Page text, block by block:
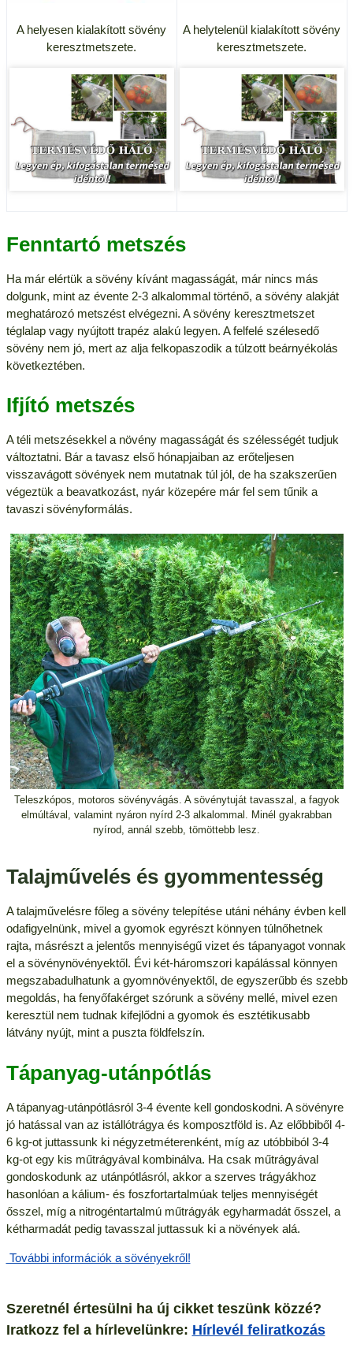
A helyesen kialakított sövény
keresztmetszete.
A helytelenül kialakított sövény
keresztmetszete.
Fenntartó metszés
Ha már elértük a sövény kívánt magasságát, már nincs más
dolgunk, mint az évente 2-3 alkalommal történő, a sövény alakját
meghatározó metszést elvégezni. A sövény keresztmetszet
téglalap vagy nyújtott trapéz alakú legyen. A felfelé szélesedő
sövény nem jó, mert az alja felkopaszodik a túlzott beárnyékolás
következtében.
Ifjító metszés
A téli metszésekkel a növény magasságát és szélességét tudjuk
változtatni. Bár a tavasz első hónapjaiban az erőteljesen
visszavágott sövények nem mutatnak túl jól, de ha szakszerűen
végeztük a beavatkozást, nyár közepére már fel sem tűnik a
tavaszi sövényformálás.
Teleszkópos, motoros sövényvágás. A sövénytuját tavasszal, a fagyok
elmúltával, valamint nyáron nyírd 2-3 alkalommal. Minél gyakrabban
nyírod, annál szebb, tömöttebb lesz.
Talajművelés és gyommentesség
A talajművelésre főleg a sövény telepítése utáni néhány évben kell
odafigyelnünk, mivel a gyomok egyrészt könnyen túlnőhetnek
rajta, másrészt a jelentős mennyiségű vizet és tápanyagot vonnak
el a sövénynövényektől. Évi két-háromszori kapálással könnyen
megszabadulhatunk a gyomnövényektől, de egyszerűbb és szebb
megoldás, ha fenyőfakérget szórunk a sövény mellé, mivel ezen
keresztül nem tudnak kifejlődni a gyomok és esztétikusabb
látvány nyújt, mint a puszta földfelszín.
Tápanyag-utánpótlás
A tápanyag-utánpótlásról 3-4 évente kell gondoskodni. A sövényre
jó hatással van az istállótrágya és komposztföld is. Az előbbiből 4-
6 kg-ot juttassunk ki négyzetméterenként, míg az utóbbiból 3-4
kg-ot egy kis műtrágyával kombinálva. Ha csak műtrágyával
gondoskodunk az utánpótlásról, akkor a szerves trágyákhoz
hasonlóan a kálium- és foszfortartalmúak teljes mennyiségét
ősszel, míg a nitrogéntartalmú műtrágyák egyharmadát ősszel, a
kétharmadát pedig tavasszal juttassuk ki a növények alá.
További információk a sövényekről!
Szeretnél értesülni ha új cikket teszünk közzé?
Iratkozz fel a hírlevelünkre: Hírlevél feliratkozás